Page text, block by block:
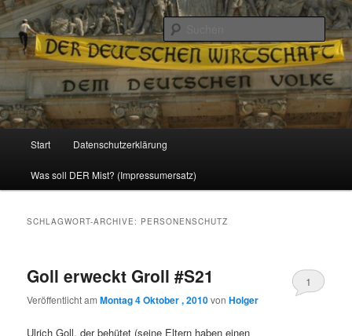
Reizzentrum
Politik, Wirtschaft, Soziales und Gesellschaft
Zum
Inhalt
Zum
sekundären
Start Datenschutzerklärung
Was soll DER Mist? (Impressumersatz)
SCHLAGWORT-ARCHIVE: PERSONENSCHUTZ
Goll erweckt Groll #S21
Veröffentlicht amMontag 4 Oktober , 2010vonHolger
1
Ulrich Goll, der behütet (seine Eltern haben einen